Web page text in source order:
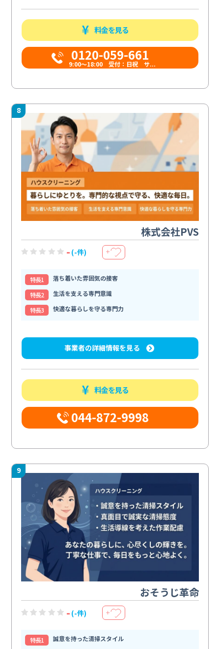
料金を見る
0120-059-661
9:00〜18:00 受付：日祝 サ...
8
株式会社PVS
- (-件) ＋
特⻑1
落ち着いた雰囲気の接客
特⻑2
生活を支える専門意識
特⻑3
快適な暮らしを守る専門力
事業者の詳細情報を見る
料金を見る
044-872-9998
9
おそうじ革命
- (-件) ＋
特⻑1
誠意を持った清掃スタイル